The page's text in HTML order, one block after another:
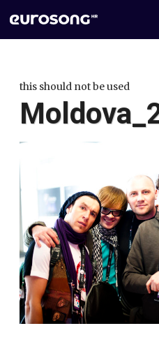
this should not be used